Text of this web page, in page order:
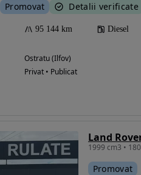
Promovat Detalii verificate
95 144 km Diesel
Ostratu (Ilfov)
Privat • Publicat
1999 cm3 •
Promovat